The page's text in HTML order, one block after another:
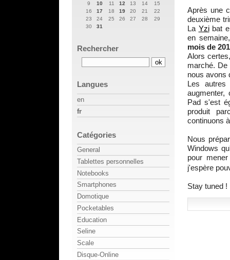
Après une
deuxième
La Yzibat
en
mois de
Alors
marché. De
nous avons
Les autres
Pad s'est
produit
continuons
Nous
Windows
pour
j'espère
Stay tuned !
9
10 11 12 13 14
15
16
17 18 19 20 21
22
23
24 25 26 27 28
29
30
31
Rechercher
Langues
en
fr
Catégories
General
Tablettes personnelles
Notebooks
Smartphones
Domotique
Pocketables
Education
Seline
Scale
Disque-Online